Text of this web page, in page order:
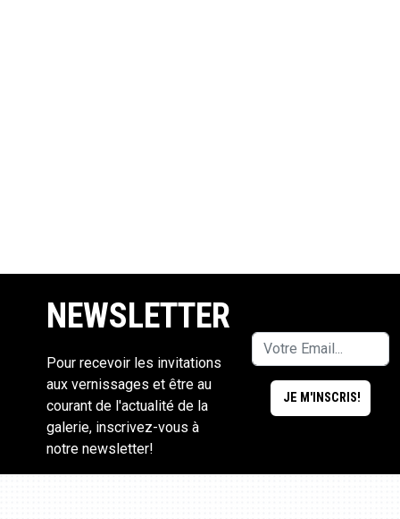
NEWSLETTER
Pour recevoir les invitations
aux vernissages et être au
courant de l'actualité de la
galerie, inscrivez-vous à
notre newsletter!